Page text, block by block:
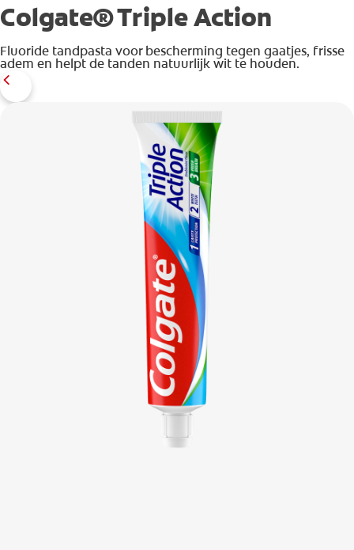
Colgate® Triple Action
Fluoride tandpasta voor bescherming tegen gaatjes, frisse
adem en helpt de tanden natuurlijk wit te houden.